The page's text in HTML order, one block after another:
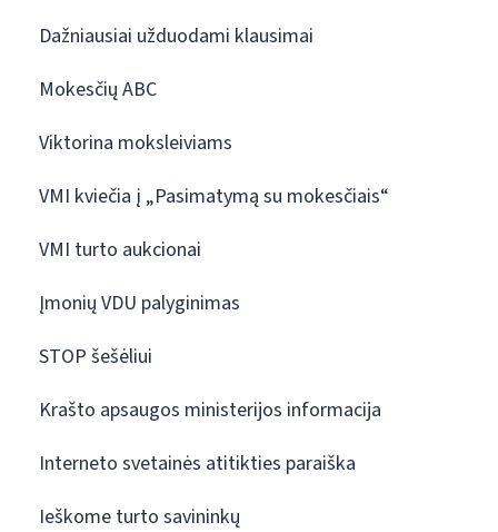
Dažniausiai užduodami klausimai
Mokesčių ABC
Viktorina moksleiviams
VMI kviečia į „Pasimatymą su mokesčiais“
VMI turto aukcionai
Įmonių VDU palyginimas
STOP šešėliui
Krašto apsaugos ministerijos informacija
Interneto svetainės atitikties paraiška
Ieškome turto savininkų